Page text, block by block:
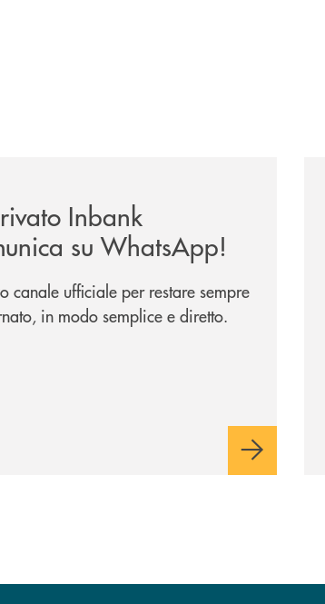
Inbank
su WhatsApp!
canale ufficiale per restare sempre
in modo semplice e diretto.